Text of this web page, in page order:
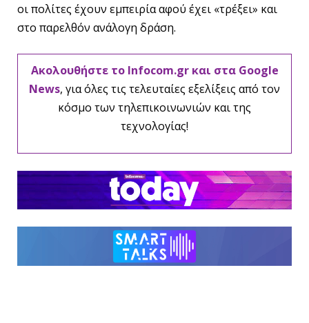
οι πολίτες έχουν εμπειρία αφού έχει «τρέξει» και
στο παρελθόν ανάλογη δράση.
Ακολουθήστε το Infocom.gr και στα Google
News, για όλες τις τελευταίες εξελίξεις από τον
κόσμο των τηλεπικοινωνιών και της
τεχνολογίας!